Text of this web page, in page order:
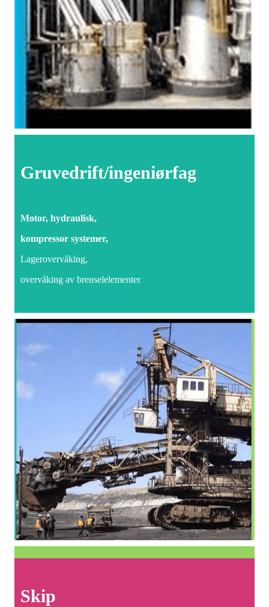
Gruvedrift/ingeniørfag
Motor, hydraulisk,
kompressor systemer,
Lagerovervåking,
overvåking av brenselelementer
Skip